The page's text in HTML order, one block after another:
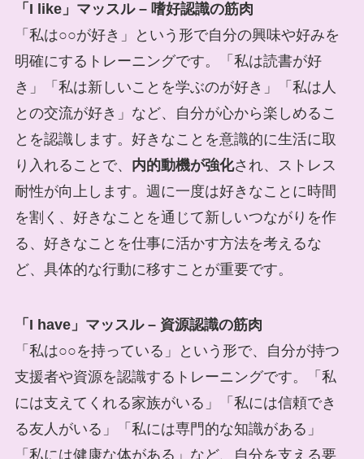
「I like」マッスル – 嗜好認識の筋肉
「私は○○が好き」という形で自分の興味や好みを
明確にするトレーニングです。「私は読書が好
き」「私は新しいことを学ぶのが好き」「私は人
との交流が好き」など、自分が心から楽しめるこ
とを認識します。好きなことを意識的に生活に取
り入れることで、 内的動機が強化され、ストレス
耐性が向上します。週に一度は好きなことに時間
を割く、好きなことを通じて新しいつながりを作
る、好きなことを仕事に活かす方法を考えるな
ど、具体的な行動に移すことが重要です。
「I have」マッスル – 資源認識の筋肉
「私は○○を持っている」という形で、自分が持つ
支援者や資源を認識するトレーニングです。「私
には支えてくれる家族がいる」「私には信頼でき
る友人がいる」「私には専門的な知識がある」
「私には健康な体がある」など、自分を支える要